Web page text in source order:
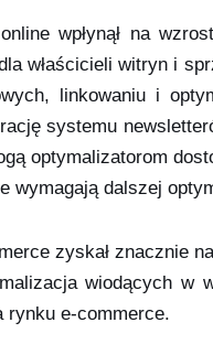
wpłynął na
właścicieli witryn i
linkowaniu i
systemu
optymalizatorom
wymagają dalszej
zyskał znacznie
wiodących w
rynku e-commerce.